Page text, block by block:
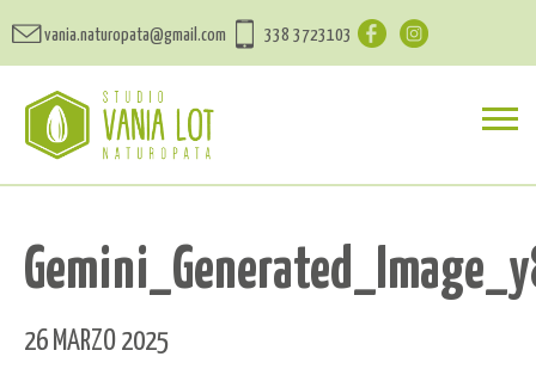
vania.naturopata@gmail.com 338 3723103
26 MARZO 2025